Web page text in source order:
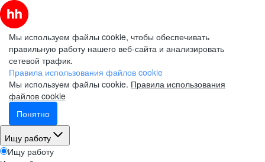
Мы используем файлы cookie, чтобы обеспечивать
правильную работу нашего веб-сайта и анализировать
сетевой трафик.
Правила использования файлов cookie
Мы используем файлы cookie. Правила использования
файлов cookie
Понятно
Ищу работу
Ищу работу